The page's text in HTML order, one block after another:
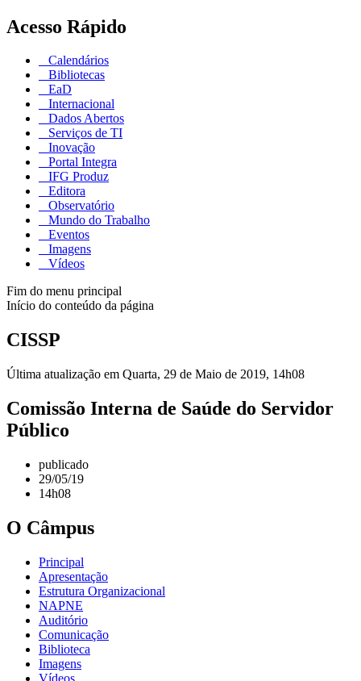
Acesso Rápido
Calendários
Bibliotecas
EaD
Internacional
Dados Abertos
Serviços de TI
Inovação
Portal Integra
IFG Produz
Editora
Observatório
Mundo do Trabalho
Eventos
Imagens
Vídeos
Fim do menu principal
Início do conteúdo da página
CISSP
Última atualização em Quarta, 29 de Maio de 2019, 14h08
Comissão Interna de Saúde do Servidor
Público
publicado
29/05/19
14h08
O Câmpus
Principal
Apresentação
Estrutura Organizacional
NAPNE
Auditório
Comunicação
Biblioteca
Imagens
Vídeos